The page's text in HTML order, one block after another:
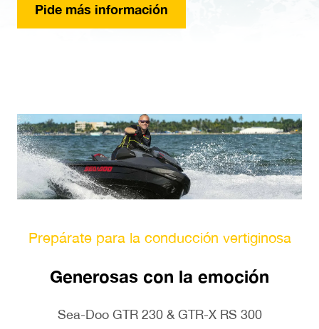
Pide más información
Prepárate para la conducción vertiginosa
Generosas con la emoción
Sea-Doo GTR 230 & GTR-X RS 300